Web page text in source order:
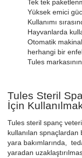
Tek tek
Yüksek emici
Kullanımı
Hayvanlarda
Otomatik
herhangi bir
Tules
Tules Steril
İçin
Tules steril spanç
kullanılan spnaçlardan
yara bakımlarında,
yaradan